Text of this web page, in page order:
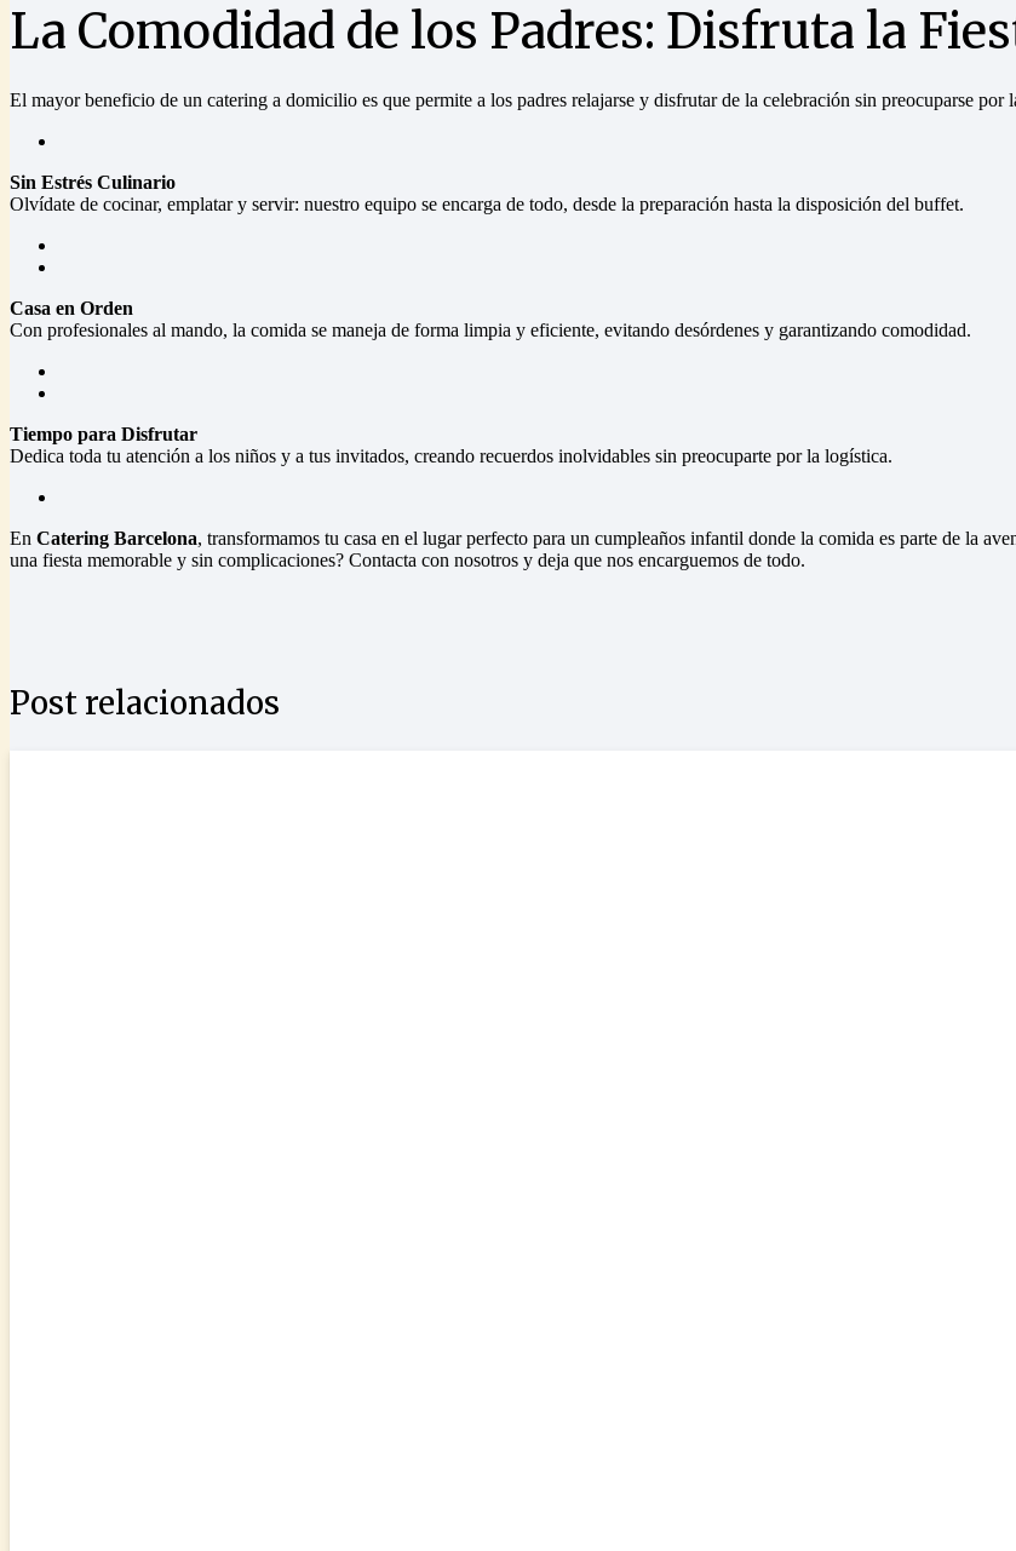
La Comodidad de los Padres: Disfruta la
El mayor beneficio de un catering a domicilio es que permite a los padres relajarse y disfrutar de la celebración sin preocuparse por
Sin Estrés Culinario
Olvídate de cocinar, emplatar y servir: nuestro equipo se encarga de todo, desde la preparación hasta la disposición del buffet.
Casa en Orden
Con profesionales al mando, la comida se maneja de forma limpia y eficiente, evitando desórdenes y garantizando comodidad.
Tiempo para Disfrutar
Dedica toda tu atención a los niños y a tus invitados, creando recuerdos inolvidables sin preocuparte por la logística.
En Catering Barcelona, transformamos tu casa en el lugar perfecto para un cumpleaños infantil donde la comida es parte de la
una fiesta memorable y sin complicaciones? Contacta con nosotros y deja que nos encarguemos de todo.
Post relacionados